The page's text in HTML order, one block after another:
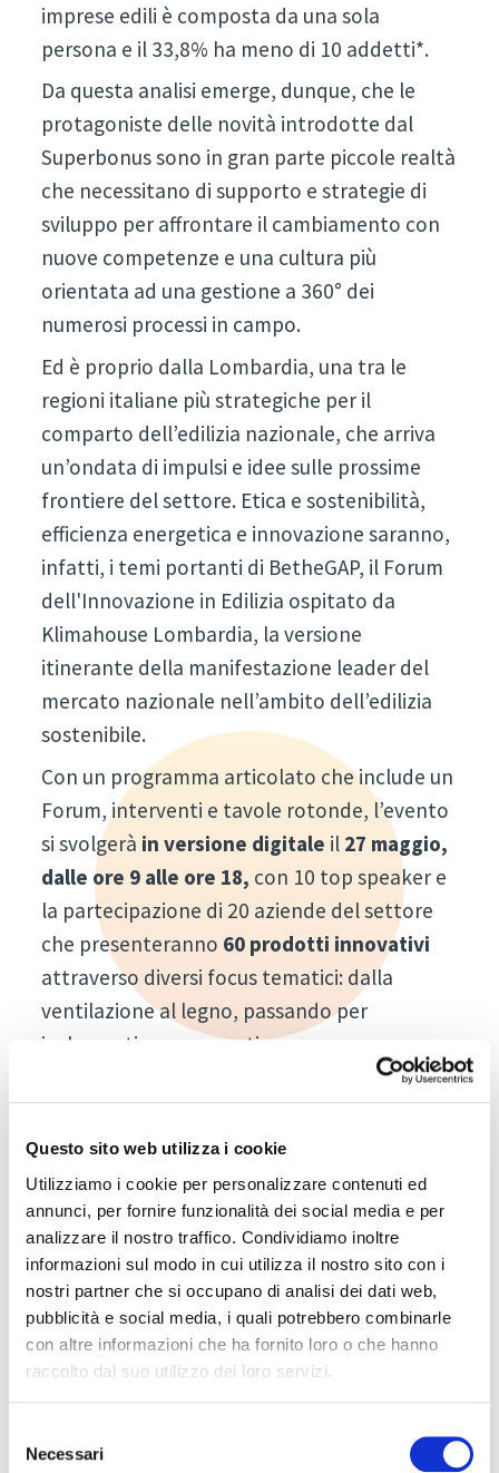
Questo sito web utilizza i cookie
Utilizziamo i cookie per personalizzare contenuti ed
annunci, per fornire funzionalità dei social media e per
analizzare il nostro traffico. Condividiamo inoltre
informazioni sul modo in cui utilizza il nostro sito con i
nostri partner che si occupano di analisi dei dati web,
pubblicità e social media, i quali potrebbero combinarle
con altre informazioni che ha fornito loro o che hanno
raccolto dal suo utilizzo dei loro servizi.
delNecessari
imprese edili è composta da una sola
persona e il 33,8% ha meno di 10 addetti*.
Da questa analisi emerge, dunque, che le
protagoniste delle novità introdotte dal
Superbonus sono in gran parte piccole realtà
che necessitano di supporto e strategie di
sviluppo per affrontare il cambiamento con
nuove competenze e una cultura più
orientata ad una gestione a 360° dei
numerosi processi in campo.
Ed è proprio dalla Lombardia, una tra le
regioni italiane più strategiche per il
comparto dell’edilizia nazionale, che arriva
un’ondata di impulsi e idee sulle prossime
frontiere del settore. Etica e sostenibilità,
efficienza energetica e innovazione saranno,
infatti, i temi portanti di BetheGAP, il Forum
dell'Innovazione in Edilizia ospitato da
Klimahouse Lombardia, la versione
itinerante della manifestazione leader del
mercato nazionale nell’ambito dell’edilizia
sostenibile.
Con un programma articolato che include un
Forum, interventi e tavole rotonde, l’evento
si svolgerà in versione digitale il 27 maggio,
dalle ore 9 alle ore 18, con 10 top speaker e
la partecipazione di 20 aziende del settore
che presenteranno 60 prodotti innovativi
attraverso diversi focus tematici: dalla
ventilazione al legno, passando per
isolamenti e serramenti.
Con BetheGAP, Klimahouse Lombardia si fa
l’orientamento dell’ambiente costruito
verso una maggiore sostenibilità ed
efficienza deve prima di tutto basarsi su una
corretta gestione del personale delle
imprese, che richiede formazione e
aggiornamenti, per un rilancio dell’edilizia in
chiave 7D.
dell’Università dell’Insubria nell’ambito del